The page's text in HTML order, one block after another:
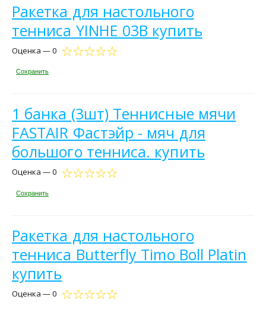
Ракетка для настольного
тенниса YINHE 03B купить
Оценка — 0
Сохранить
1 банка (3шт) Теннисные мячи
FASTAIR Фастэйр - мяч для
большого тенниса. купить
Оценка — 0
Сохранить
Ракетка для настольного
тенниса Butterfly Timo Boll Platin
купить
Оценка — 0